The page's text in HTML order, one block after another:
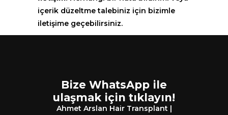
içerik düzeltme talebiniz için bizimle
iletişime geçebilirsiniz.
Bize WhatsApp ile
ulaşmak için tıklayın!
Ahmet Arslan Hair Transplant |